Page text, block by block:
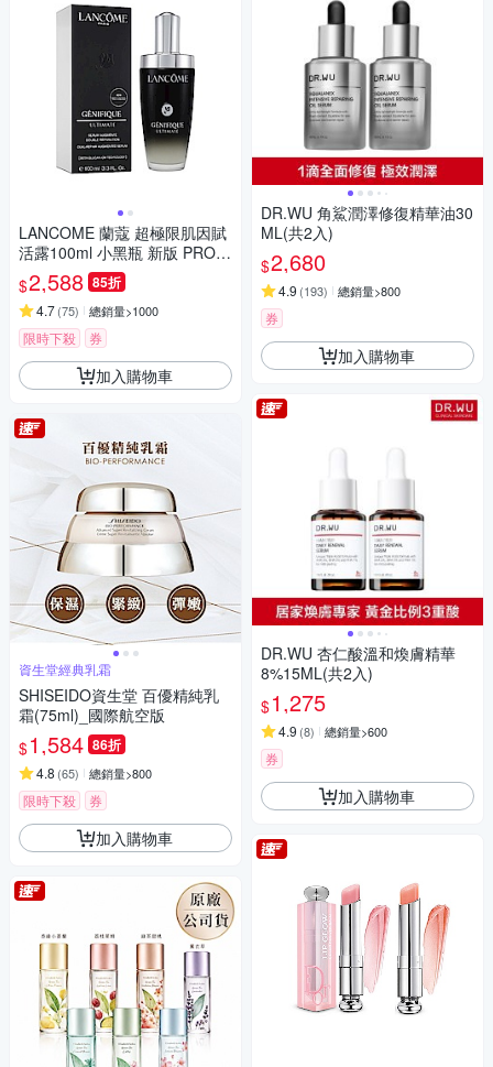
LANCOME 蘭蔻 超極限肌因賦
活露100ml 小黑瓶 新版 PRO升
級版
$2,588 85折
4.7(75) 總銷量>1000
限時下殺 券
加入購物車
資生堂經典乳霜
SHISEIDO資生堂 百優精純乳
霜(75ml)_國際航空版
$1,584 86折
4.8 (65) 總銷量>800
限時下殺 券
加入購物車
DR.WU 角鯊潤澤修復精華油30
ML(共2入)
$2,680
4.9 (193) 總銷量>800
券
加入購物車
DR.WU 杏仁酸溫和煥膚精華
8%15ML(共2入)
$1,275
4.9 (8) 總銷量>600
券
加入購物車